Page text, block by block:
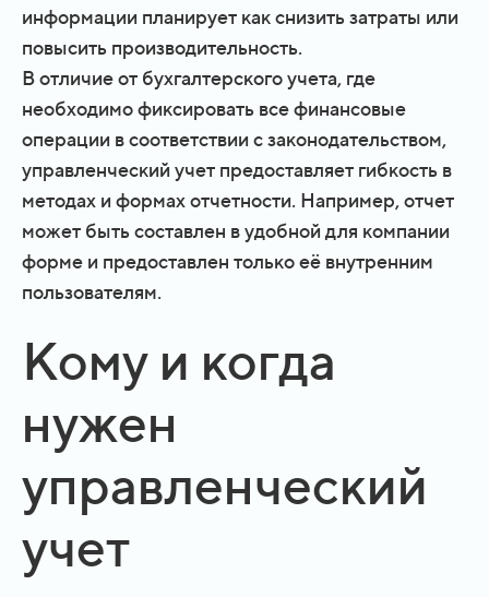
информации планирует как снизить затраты или
повысить производительность.
В отличие от бухгалтерского учета, где
необходимо фиксировать все финансовые
операции в соответствии с законодательством,
управленческий учет предоставляет гибкость в
методах и формах отчетности. Например, отчет
может быть составлен в удобной для компании
форме и предоставлен только её внутренним
пользователям.
Кому и когда
нужен
управленческий
учет